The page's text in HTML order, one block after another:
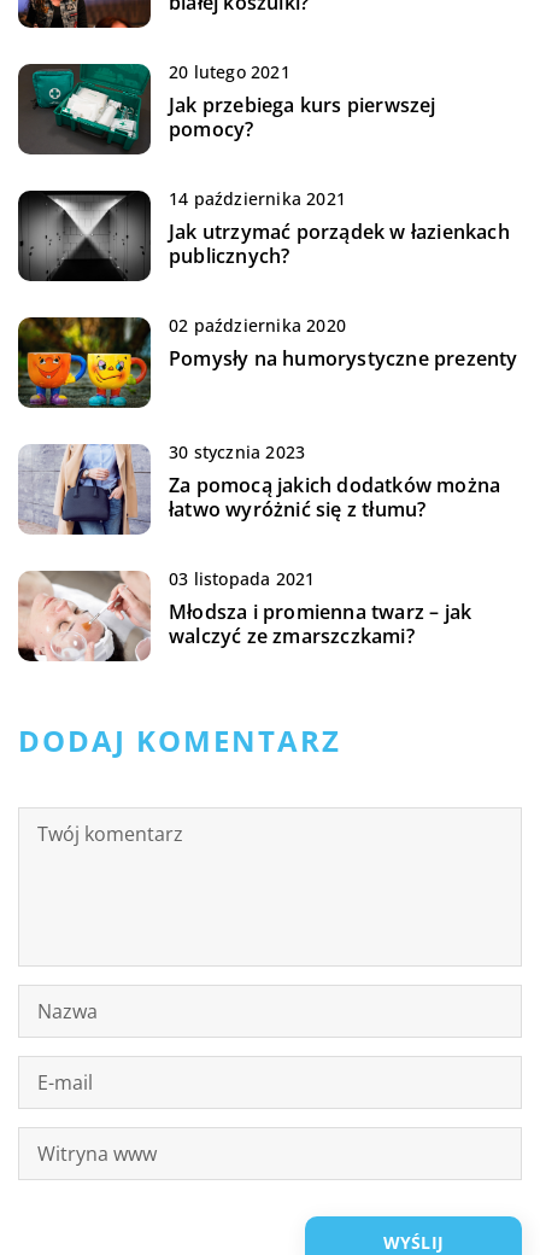
20 lutego 2021
Jak przebiega kurs pierwszej
pomocy?
14 października 2021
Jak utrzymać porządek w łazienkach
publicznych?
02 października 2020
Pomysły na humorystyczne prezenty
30 stycznia 2023
Za pomocą jakich dodatków można
łatwo wyróżnić się z tłumu?
03 listopada 2021
Młodsza i promienna twarz – jak
walczyć ze zmarszczkami?
DODAJ KOMENTARZ